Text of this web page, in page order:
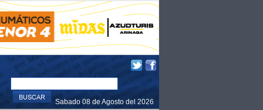
Sabado 08 de Agosto del 2026